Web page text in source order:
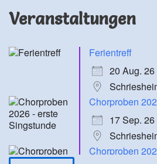
Veranstaltungen
Ferientreff
20 Aug. 26
Chorproben
17 Sep. 26
Chorproben